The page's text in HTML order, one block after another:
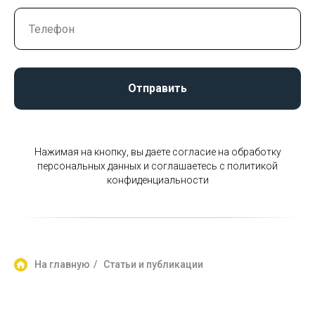
Отправить
Нажимая на кнопку, вы даете согласие на обработку
персональных данных и соглашаетесь c политикой
конфиденциальности
На главную / Статьи и публикации